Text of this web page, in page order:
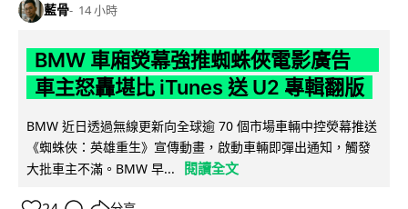
藍骨 14 小時
BMW 車廂熒幕強推蜘蛛俠電影廣告
車主怒轟堪比 iTunes 送 U2 專輯翻版
BMW 近日透過無線更新向全球逾 70 個市場車輛中控熒幕推送
《蜘蛛俠：英雄重生》宣傳動畫，啟動車輛即彈出通知，觸發
大批車主不滿。BMW 早...
閱讀全文